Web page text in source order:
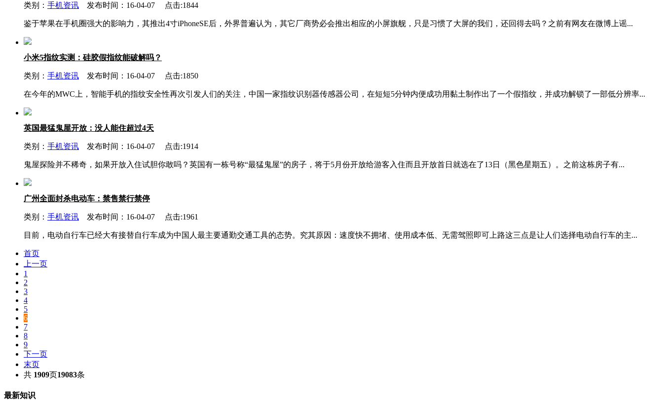
类别： 手机资讯 发布时间：16-04-07 点击:1844
鉴于苹果在手机圈强大的影响力，其推出4寸iPhoneSE后，外界普遍认为，其它厂商势必会推出相应的小屏旗舰，只是习惯了大屏的我们，还回得去吗？之前有网友在微博上谣...
小米5指纹实测：硅胶假指纹能破解吗？
类别： 手机资讯 发布时间：16-04-07 点击:1850
在今年的MWC上，智能手机的指纹安全性再次引发人们的关注，中国一家指纹识别器传感器公司，在短短5分钟内便成功用黏土制作出了一个假指纹，并成功解锁了一部低分辨率...
英国最猛鬼屋开放：没人能住超过4天
类别： 手机资讯 发布时间：16-04-07 点击:1914
鬼屋探险并不稀奇，如果开放入住试胆你敢吗？英国有一栋号称“最猛鬼屋”的房子，将于5月份开放给游客入住而且开放首日就选在了13日（黑色星期五）。之前这栋房子有...
广州全面封杀电动车：禁售禁行禁停
类别： 手机资讯 发布时间：16-04-07 点击:1961
目前，电动自行车已经大有接替自行车成为中国人最主要通勤交通工具的态势。究其原因：速度快不拥堵、使用成本低、无需驾照即可上路这三点是让人们选择电动自行车的主...
首页
上一页
1
2
3
4
5
6
7
8
9
下一页
末页
共 1909页19083条
最新知识